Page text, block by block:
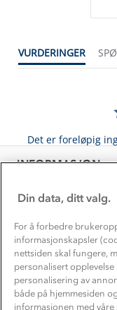
VURDERINGER
Det er foreløpig
INFORMASJON
Kundeklubb
Bedrift,
Presse
OM OSS
1% til samfunnet
Samarbeide med
TIPS OG RÅD
Gravidklær
Vask og
EL-retur
Store størrelser
Turmat oppskrifter
Beredskap
AKTIVITETER
Få turinspirasjon
Overnatte
Leirskole 🥾
Barnehageansatt
Tips til hyttetur
Din data, ditt valg.
For å forbedre
informasjonskapsler
nettsiden skal fungere,
personalisert
personalisering av
både på hjemmesiden
informasjonen med